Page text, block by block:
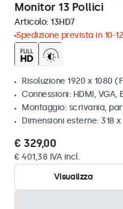
Monitor 13 Pollici
Articolo: 13HD7
Spedizione prevista in 10-
Risoluzione 1920 x 1080
Connessioni: HDMI, VGA,
Montaggio: scrivania,
Dimensioni esterne: 318
€ 329,00
€ 401,38 IVA incl.
Visualizza